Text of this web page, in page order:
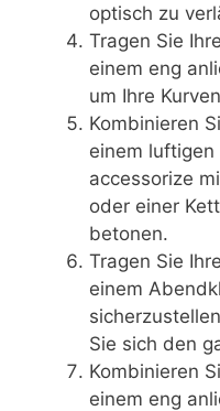
optisch zu
Tragen Sie
einem eng
um Ihre
Kombinieren
einem
accessorize
oder einer
betonen.
Tragen Sie
einem
Sie sich den
Kombinieren
einem eng